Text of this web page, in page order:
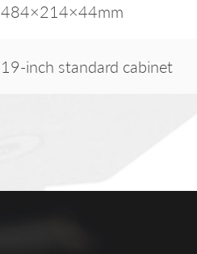
484×214×44mm
19-inch standard cabinet